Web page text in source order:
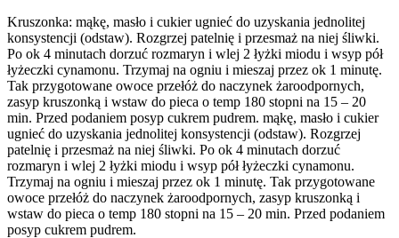
Kruszonka: mąkę, masło i cukier ugnieć do uzyskania jednolitej
konsystencji (odstaw). Rozgrzej patelnię i przesmaż na niej śliwki.
Po ok 4 minutach dorzuć rozmaryn i wlej 2 łyżki miodu i wsyp pół
łyżeczki cynamonu. Trzymaj na ogniu i mieszaj przez ok 1 minutę.
Tak przygotowane owoce przełóż do naczynek żaroodpornych,
zasyp kruszonką i wstaw do pieca o temp 180 stopni na 15 – 20
min. Przed podaniem posyp cukrem pudrem. mąkę, masło i cukier
ugnieć do uzyskania jednolitej konsystencji (odstaw). Rozgrzej
patelnię i przesmaż na niej śliwki. Po ok 4 minutach dorzuć
rozmaryn i wlej 2 łyżki miodu i wsyp pół łyżeczki cynamonu.
Trzymaj na ogniu i mieszaj przez ok 1 minutę. Tak przygotowane
owoce przełóż do naczynek żaroodpornych, zasyp kruszonką i
wstaw do pieca o temp 180 stopni na 15 – 20 min. Przed podaniem
posyp cukrem pudrem.